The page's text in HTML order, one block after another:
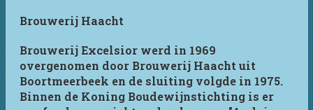
Brouwerij Haacht
Brouwerij Excelsior werd in 1969
overgenomen door Brouwerij Haacht uit
Boortmeerbeek en de sluiting volgde in 1975.
Binnen de Koning Boudewijnstichting is er